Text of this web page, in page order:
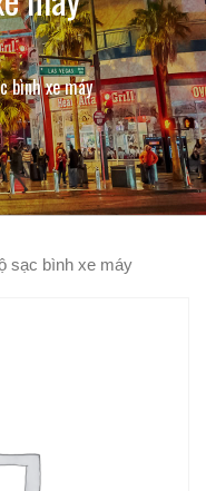
bình xe máy
sạc bình xe máy